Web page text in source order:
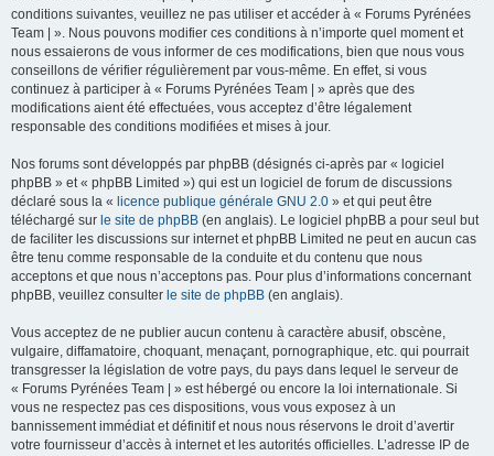
conditions suivantes, veuillez ne pas utiliser et accéder à « Forums Pyrénées
Team | ». Nous pouvons modifier ces conditions à n’importe quel moment et
nous essaierons de vous informer de ces modifications, bien que nous vous
conseillons de vérifier régulièrement par vous-même. En effet, si vous
continuez à participer à « Forums Pyrénées Team | » après que des
modifications aient été effectuées, vous acceptez d’être légalement
responsable des conditions modifiées et mises à jour.
Nos forums sont développés par phpBB (désignés ci-après par « logiciel
phpBB » et « phpBB Limited ») qui est un logiciel de forum de discussions
déclaré sous la « licence publique générale GNU 2.0 » et qui peut être
téléchargé sur le site de phpBB (en anglais). Le logiciel phpBB a pour seul but
de faciliter les discussions sur internet et phpBB Limited ne peut en aucun cas
être tenu comme responsable de la conduite et du contenu que nous
acceptons et que nous n’acceptons pas. Pour plus d’informations concernant
phpBB, veuillez consulter le site de phpBB (en anglais).
Vous acceptez de ne publier aucun contenu à caractère abusif, obscène,
vulgaire, diffamatoire, choquant, menaçant, pornographique, etc. qui pourrait
transgresser la législation de votre pays, du pays dans lequel le serveur de
« Forums Pyrénées Team | » est hébergé ou encore la loi internationale. Si
vous ne respectez pas ces dispositions, vous vous exposez à un
bannissement immédiat et définitif et nous nous réservons le droit d’avertir
votre fournisseur d’accès à internet et les autorités officielles. L’adresse IP de